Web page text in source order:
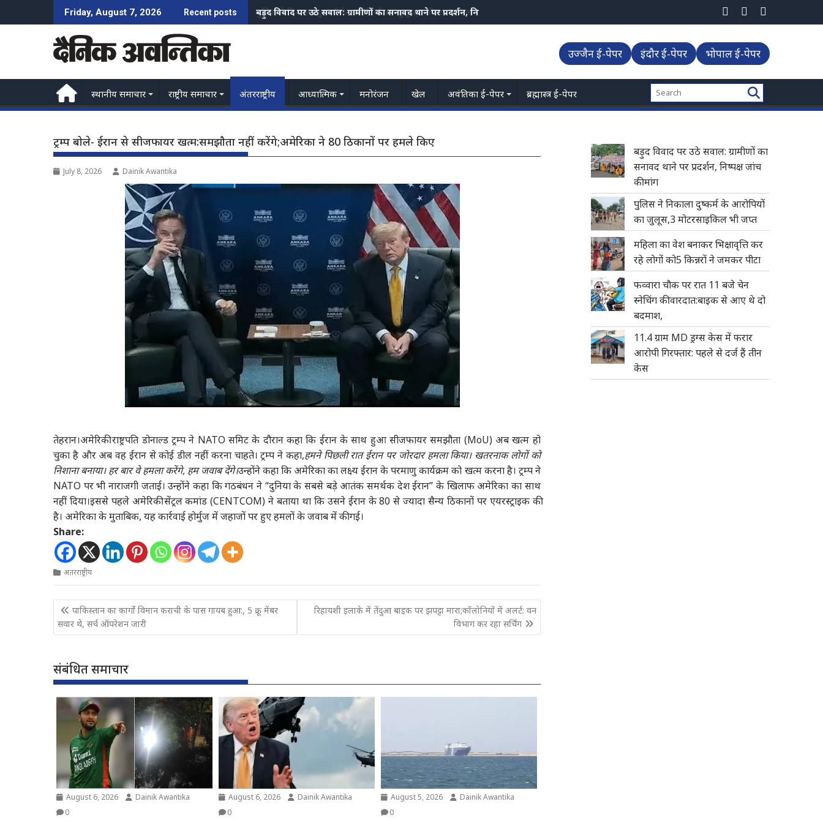
to
Friday, August 7, 2026 Recent posts पुलिस ने निकाला दुष्कर्म के आरोपियों का जुलूस,3 मोटरसाइकिल भी जप्त
उज्जैन ई-पेपर इंदौर ई-पेपर भोपाल ई-पेपर
स्थानीय समाचार राष्ट्रीय समाचार अंतरराष्ट्रीय आध्यात्मिक मनोरंजन खेल अवंतिका ई-पेपर ब्रह्मास्त्र ई-पेपर
ट्रम्प बोले- ईरान से सीजफायर खत्म:समझौता नहीं करेंगे;अमेरिका ने 80 ठिकानों पर हमले किए
July 8, 2026 Dainik Awantika
तेहरान।अमेरिकी राष्ट्रपति डोनाल्ड ट्रम्प ने NATO समिट के दौरान कहा कि ईरान के साथ हुआ सीजफायर समझौता (MoU) अब खत्म हो
चुका है और अब वह ईरान से कोई डील नहीं करना चाहते। ट्रम्प ने कहा,हमने पिछली रात ईरान पर जोरदार हमला किया। खतरनाक लोगों को
निशाना बनाया। हर बार वे हमला करेंगे, हम जवाब देंगे।उन्होंने कहा कि अमेरिका का लक्ष्य ईरान के परमाणु कार्यक्रम को खत्म करना है। ट्रम्प ने
NATO पर भी नाराजगी जताई। उन्होंने कहा कि गठबंधन ने “दुनिया के सबसे बड़े आतंक समर्थक देश ईरान” के खिलाफ अमेरिका का साथ
नहीं दिया।इससे पहले अमेरिकी सेंट्रल कमांड (CENTCOM) ने बताया था कि उसने ईरान के 80 से ज्यादा सैन्य ठिकानों पर एयरस्ट्राइक की
है। अमेरिका के मुताबिक, यह कार्रवाई होर्मुज में जहाजों पर हुए हमलों के जवाब में की गई।
Share:
अंतरराष्ट्रीय
Post
navigation
पाकिस्तान का कार्गो विमान कराची के पास गायब हुआ:, 5 क्रू मेंबर
सवार थे, सर्च ऑपरेशन जारी
रिहायशी इलाके में तेंदुआ बाइक पर झपट्टा मारा;कॉलोनियों में अलर्ट: वन
विभाग कर रहा सर्चिंग
संबंधित समाचार
August 6, 2026
Dainik Awantika
0
August 6, 2026
Dainik Awantika
0
August 5, 2026
Dainik Awantika
0
बड़ुद विवाद पर उठे सवाल: ग्रामीणों का
सनावद थाने पर प्रदर्शन, निष्पक्ष जांच
की मांग
पुलिस ने निकाला दुष्कर्म के आरोपियों
का जुलूस,3 मोटरसाइकिल भी जप्त
महिला का वेश बनाकर भिक्षावृत्ति कर
रहे लोगों को5 किन्नरों ने जमकर पीटा
फव्वारा चौक पर रात 11 बजे चेन
स्नेचिंग की वारदात:बाइक से आए थे दो
बदमाश,
11.4 ग्राम MD ड्रग्स केस में फरार
आरोपी गिरफ्तार: पहले से दर्ज हैं तीन
केस